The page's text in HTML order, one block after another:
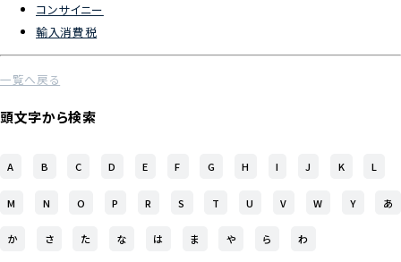
コンサイニー
輸入消費税
一覧へ戻る
頭文字から検索
A B C D E F G H I J K L
M N O P R S T U V W Y あ
か さ た な は ま や ら わ